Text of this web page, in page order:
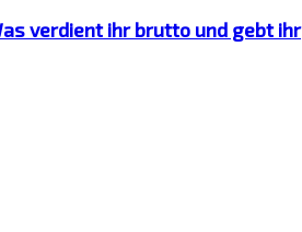
verdient ihr brutto und gebt ihr